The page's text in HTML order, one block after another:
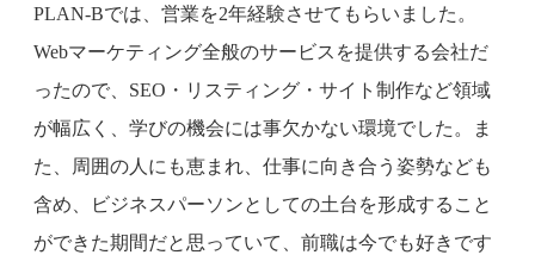
PLAN-Bでは、営業を2年経験させてもらいました。
Webマーケティング全般のサービスを提供する会社だ
ったので、SEO・リスティング・サイト制作など領域
が幅広く、学びの機会には事欠かない環境でした。ま
た、周囲の人にも恵まれ、仕事に向き合う姿勢なども
含め、ビジネスパーソンとしての土台を形成すること
ができた期間だと思っていて、前職は今でも好きです